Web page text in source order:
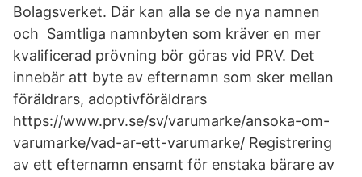
Bolagsverket. Där kan alla se de nya namnen
och Samtliga namnbyten som kräver en mer
kvalificerad prövning bör göras vid PRV. Det
innebär att byte av efternamn som sker mellan
föräldrars, adoptivföräldrars
https://www.prv.se/sv/varumarke/ansoka-om-
varumarke/vad-ar-ett-varumarke/ Registrering
av ett efternamn ensamt för enstaka bärare av